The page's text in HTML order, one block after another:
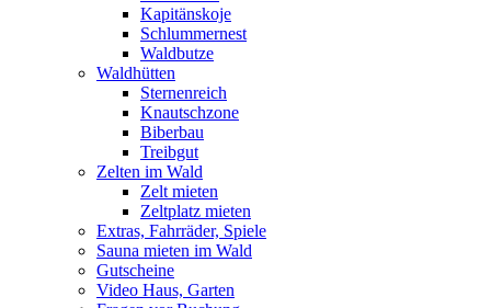
Kapitänskoje
Schlummernest
Waldbutze
Waldhütten
Sternenreich
Knautschzone
Biberbau
Treibgut
Zelten im Wald
Zelt mieten
Zeltplatz mieten
Extras, Fahrräder, Spiele
Sauna mieten im Wald
Gutscheine
Video Haus, Garten